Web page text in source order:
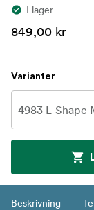
I lager
849,00 kr
Varianter
Beskrivning